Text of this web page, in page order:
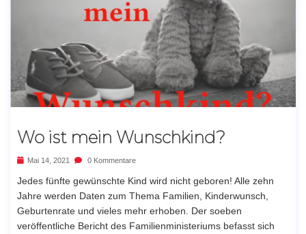
Wo ist mein Wunschkind?
Mai 14, 2021 0 Kommentare
Jedes fünfte gewünschte Kind wird nicht geboren! Alle zehn
Jahre werden Daten zum Thema Familien, Kinderwunsch,
Geburtenrate und vieles mehr erhoben. Der soeben
veröffentliche Bericht des Familienministeriums befasst sich